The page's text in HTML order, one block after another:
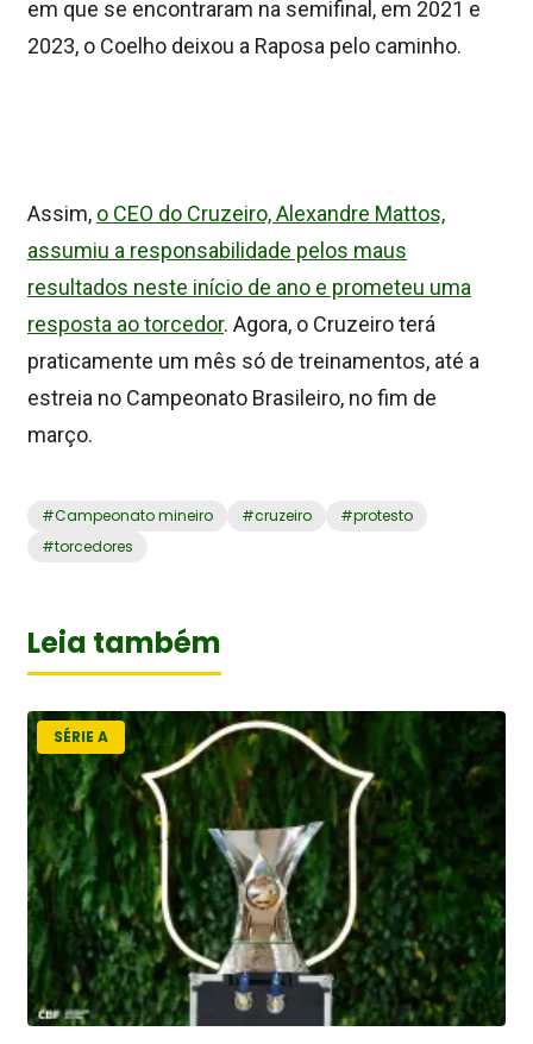
em que se encontraram na semifinal, em 2021 e
2023, o Coelho deixou a Raposa pelo caminho.
Assim, o CEO do Cruzeiro, Alexandre Mattos,
assumiu a responsabilidade pelos maus
resultados neste início de ano e prometeu uma
resposta ao torcedor. Agora, o Cruzeiro terá
praticamente um mês só de treinamentos, até a
estreia no Campeonato Brasileiro, no fim de
março.
#Campeonato mineiro #cruzeiro #protesto
#torcedores
Leia também
SÉRIE A